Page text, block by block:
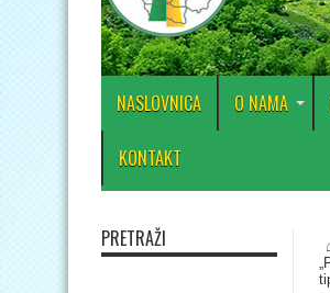
NASLOVNICA O NAMA
KONTAKT
PRETRAŽI